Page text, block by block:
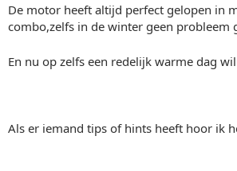
De motor heeft altijd perfect gelopen in
combo,zelfs in de winter geen probleem
En nu op zelfs een redelijk warme dag
Als er iemand tips of hints heeft hoor ik